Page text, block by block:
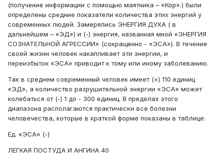
(получение информации с помощью маятника – «Кор».) были
определены средние показатели количества этих энергий у
современных людей. Замерялись ЭНЕРГИЯ ДУХА ( в
дальнейшем – «ЭД») и (-) энергия, названная мной «ЭНЕРГИЯ
СОЗНАТЕЛЬНОЙ АГРЕССИИ» (сокращенно - «ЭСА»). В течение
своей жизни человек накапливает эти энергии, и
переизбыток «ЭСА» приводит к тому или иному заболеванию.
Так в среднем современный человек имеет (+) 110 единиц
«ЭД», а количество разрушительной энергии «ЭСА» может
колебаться от (-) 1 до - 300 единиц. В пределах этого
диапазона располагаются практически все болезни
человечества, которые в краткой форме показаны в таблице:
Ед. «ЭСА» (-)
ЛЕГКАЯ ПОСТУДА И АНГИНА 40